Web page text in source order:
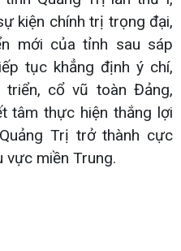
kiện chính trị trọng đại,
mới của tỉnh sau sáp
tục khẳng định ý chí,
triển, cổ vũ toàn Đảng,
tâm thực hiện thắng lợi
Trị trở thành cực
miền Trung.